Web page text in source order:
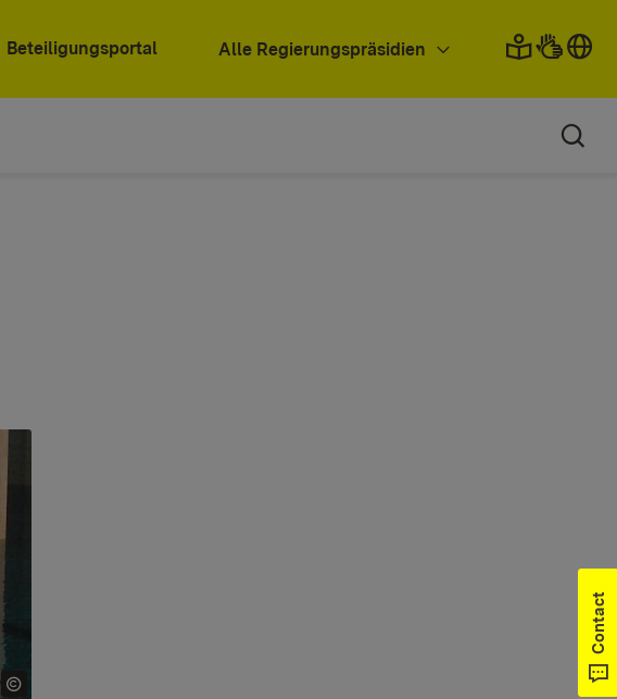
Beteiligungsportal Alle Regierungspräsidien
Contact